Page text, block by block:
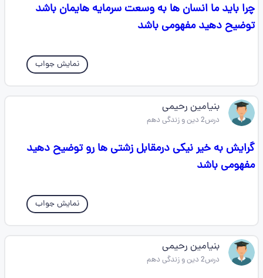
چرا باید ما انسان ها به وسعت سرمایه هایمان باشد
توضیح دهید مفهومی باشد
نمایش جواب
بنیامین رحیمی
درس2 دین و زندگی دهم
گرایش به خیر نیکی درمقابل زشتی ها رو توضیح دهید
مفهومی باشد
نمایش جواب
بنیامین رحیمی
درس2 دین و زندگی دهم